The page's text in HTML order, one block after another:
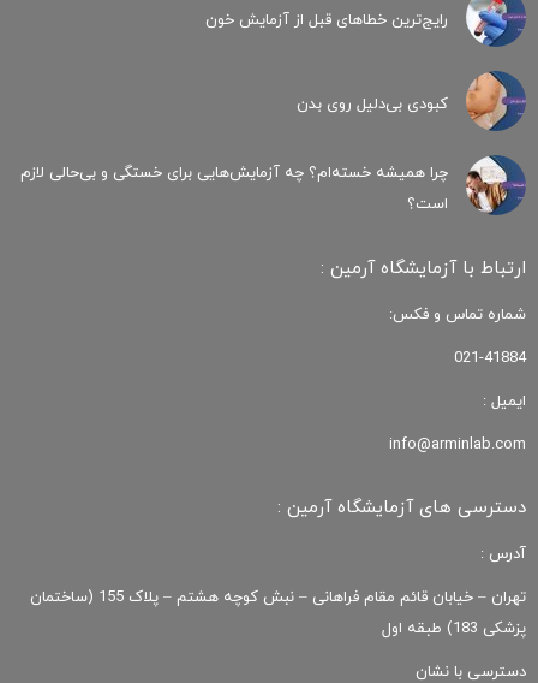
رایج‌ترین خطاهای قبل از آزمایش خون
کبودی‌ بی‌دلیل روی بدن
چرا همیشه خسته‌ام؟ چه آزمایش‌هایی برای خستگی و بی‌حالی لازم
است؟
ارتباط با آزمایشگاه آرمین :
شماره تماس و فکس:
021-41884
ایمیل :
info@arminlab.com
دسترسی های آزمایشگاه آرمین :
آدرس :
تهران – خیابان قائم مقام فراهانی – نبش کوچه هشتم – پلاک 155 (ساختمان
پزشکی 183) طبقه اول
دسترسی با نشان